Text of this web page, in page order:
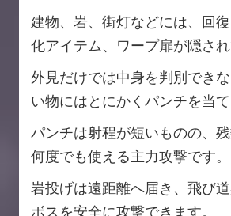
建物、岩、街灯などには、回
化アイテム、ワープ扉が隠され
外見だけでは中身を判別でき
い物にはとにかくパンチを当て
パンチは射程が短いものの、
何度でも使える主力攻撃です。
岩投げは遠距離へ届き、飛び
ボスを安全に攻撃できます。